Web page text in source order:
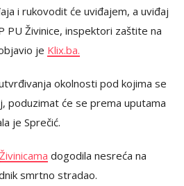
i rukovodit će uviđajem, a uviđaj
PU Živinice, inspektori zaštite na
je Klix.ba.
okolnosti pod kojima se
poduzimat će se prema uputama
je Sprečić.
Živinicama dogodila nesreća na
smrtno stradao.